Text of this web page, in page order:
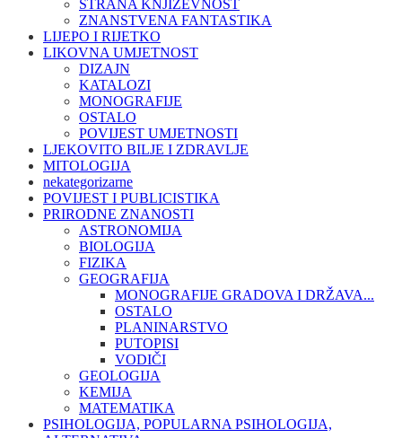
STRANA KNJIŽEVNOST
ZNANSTVENA FANTASTIKA
LIJEPO I RIJETKO
LIKOVNA UMJETNOST
DIZAJN
KATALOZI
MONOGRAFIJE
OSTALO
POVIJEST UMJETNOSTI
LJEKOVITO BILJE I ZDRAVLJE
MITOLOGIJA
nekategorizarne
POVIJEST I PUBLICISTIKA
PRIRODNE ZNANOSTI
ASTRONOMIJA
BIOLOGIJA
FIZIKA
GEOGRAFIJA
MONOGRAFIJE GRADOVA I DRŽAVA...
OSTALO
PLANINARSTVO
PUTOPISI
VODIČI
GEOLOGIJA
KEMIJA
MATEMATIKA
PSIHOLOGIJA, POPULARNA PSIHOLOGIJA,